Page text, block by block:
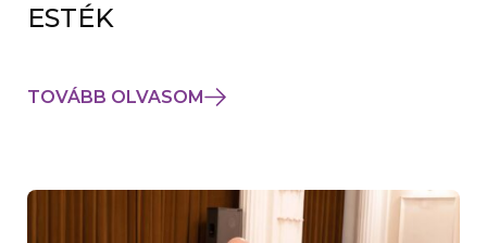
ESTÉK
TOVÁBB OLVASOM